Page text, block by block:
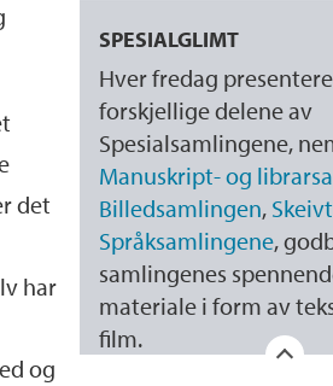
SPESIALGLIMT
Hver fredag
forskjellige delene av
Spesialsamlingene,
Manuskript- og
Billedsamlingen,
Språksamlingene,
samlingenes
materiale i form av
film.
det
har
og